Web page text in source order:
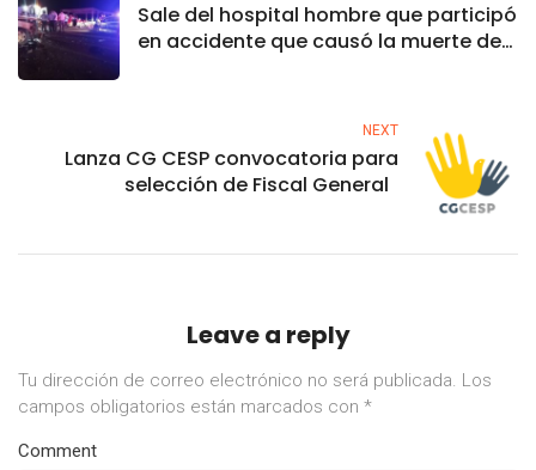
Sale del hospital hombre que participó
en accidente que causó la muerte de
NEXT
Lanza CG CESP convocatoria para
selección de Fiscal General
Leave a reply
Tu dirección de correo electrónico no será publicada. Los
campos obligatorios están marcados con *
Comment